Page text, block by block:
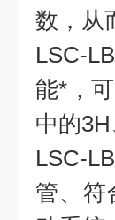
数，从
LSC-
能*，
中的3H
LSC-
管、符